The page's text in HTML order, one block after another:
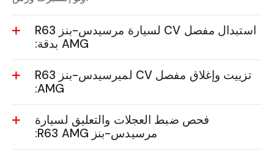
استبدال مفصل CV لسيارة مرسيدس-بنز R63
AMG بدقة:
تزييت وإغلاق مفصل CV لميرسيدس-بنز R63
AMG:
فحص ضبط العجلات والتعليق لسيارة
مرسيدس-بنز R63 AMG: